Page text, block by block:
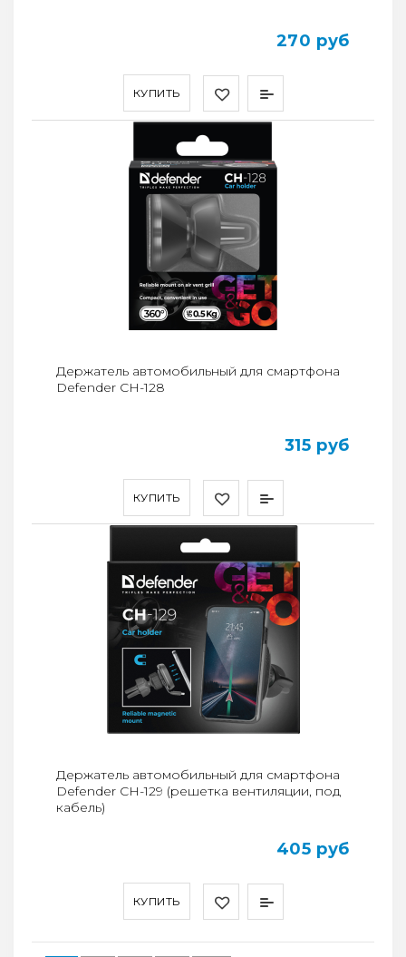
КУПИТЬ
270 руб
КУПИТЬ
Держатель автомобильный для смартфона
Defender CH-128
315 руб
КУПИТЬ
Держатель автомобильный для смартфона
Defender CH-129 (решетка вентиляции, под
кабель)
405 руб